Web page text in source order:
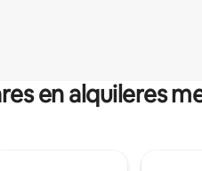
en alquileres